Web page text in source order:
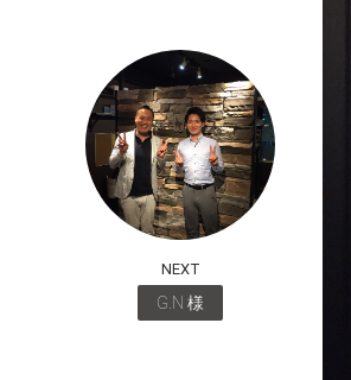
NEXT
G.N 様